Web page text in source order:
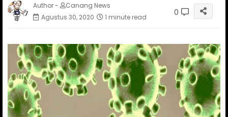
Author -
Canang News
Agustus 30, 2020
1 minute read 0